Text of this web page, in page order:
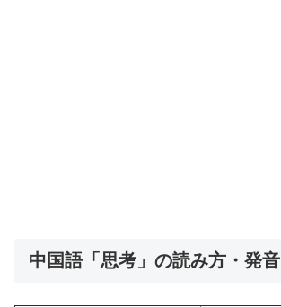
中国語「思考」の読み方・発音